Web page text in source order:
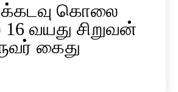
கொலை
வயது சிறுவன்
கைது